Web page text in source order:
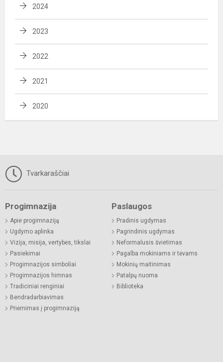
2024
2023
2022
2021
2020
Tvarkaraščiai
Progimnazija
Apie progimnaziją
Ugdymo aplinka
Vizija, misija, vertybės, tikslai
Pasiekimai
Progimnazijos simboliai
Progimnazijos himnas
Tradiciniai renginiai
Bendradarbiavimas
Priėmimas į progimnaziją
Paslaugos
Pradinis ugdymas
Pagrindinis ugdymas
Neformalusis švietimas
Pagalba mokiniams ir tėvams
Mokinių maitinimas
Patalpų nuoma
Biblioteka